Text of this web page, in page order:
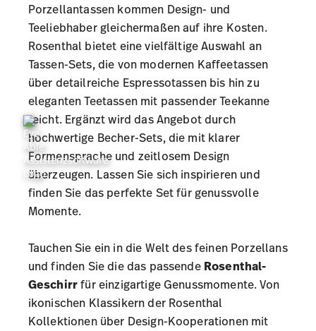
Porzellantassen kommen Design- und
Teeliebhaber gleichermaßen auf ihre Kosten.
Rosenthal bietet eine vielfältige Auswahl an
Tassen-Sets, die von modernen Kaffeetassen
über detailreiche Espressotassenbis hin zu
eleganten Teetassen mit passenderTeekanne
reicht. Ergänzt wird das Angebot durch
hochwertige Becher-Sets, die mit klarer
Formensprache und zeitlosem Design
überzeugen. Lassen Sie sich inspirieren und
finden Sie das perfekte Set für genussvolle
Momente.
Tauchen Sie ein in die Welt des feinen Porzellans
und finden Sie die das passende Rosenthal-
Geschirrfür einzigartige Genussmomente. Von
ikonischen Klassikern der Rosenthal
Kollektionenüber Design-Kooperationen mit